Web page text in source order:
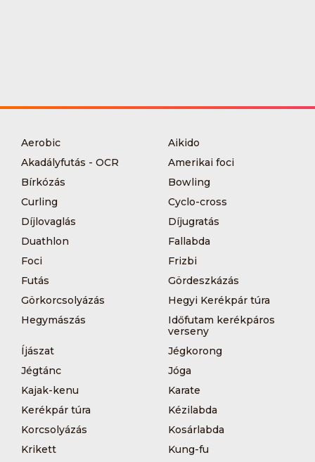
Aerobic
Aikido
Akadályfutás - OCR
Amerikai foci
Bírkózás
Bowling
Curling
Cyclo-cross
Díjlovaglás
Díjugratás
Duathlon
Fallabda
Foci
Frizbi
Futás
Gördeszkázás
Görkorcsolyázás
Hegyi Kerékpár túra
Hegymászás
Időfutam kerékpáros
verseny
Íjászat
Jégkorong
Jégtánc
Jóga
Kajak-kenu
Karate
Kerékpár túra
Kézilabda
Korcsolyázás
Kosárlabda
Krikett
Kung-fu